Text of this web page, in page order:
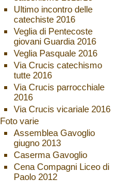
Ultimo incontro delle
catechiste 2016
Veglia di Pentecoste
giovani Guardia 2016
Veglia Pasquale 2016
Via Crucis catechismo
tutte 2016
Via Crucis parrocchiale
2016
Via Crucis vicariale 2016
Foto varie
Assemblea Gavoglio
giugno 2013
Caserma Gavoglio
Cena Compagni Liceo di
Paolo 2012